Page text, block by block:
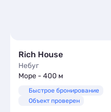
Rich House
Небуг
Море - 400 м
Быстрое бронирование
Объект проверен